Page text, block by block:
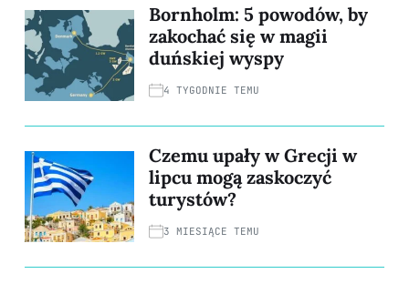
Bornholm: 5 powodów, by
zakochać się w magii
duńskiej wyspy
4 TYGODNIE TEMU
Czemu upały w Grecji w
lipcu mogą zaskoczyć
turystów?
3 MIESIĄCE TEMU